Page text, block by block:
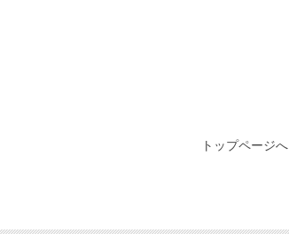
トップページへ